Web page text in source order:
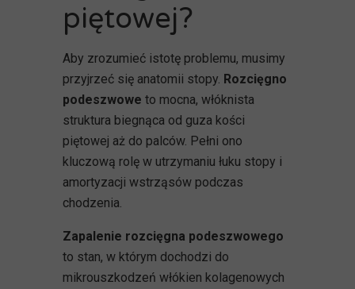
piętowej?
Aby zrozumieć istotę problemu, musimy
przyjrzeć się anatomii stopy. Rozcięgno
podeszwowe to mocna, włóknista
struktura biegnąca od guza kości
piętowej aż do palców. Pełni ono
kluczową rolę w utrzymaniu łuku stopy i
amortyzacji wstrząsów podczas
chodzenia.
Zapalenie rozcięgna podeszwowego
to stan, w którym dochodzi do
mikrouszkodzeń włókien kolagenowych